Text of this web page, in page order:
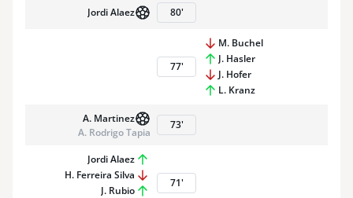
Jordi Alaez 80'
77'
M. Buchel
J. Hasler
J. Hofer
L. Kranz
A. Rodrigo Tapia
A. Martinez 73'
Jordi Alaez
H. Ferreira Silva
J. Rubio
71'